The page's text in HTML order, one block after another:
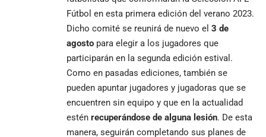
Fútbol en esta primera edición del verano 2023.
Dicho comité se reunirá de nuevo el 3 de
agosto para elegir a los jugadores que
participarán en la segunda edición estival.
Como en pasadas ediciones, también se
pueden apuntar jugadores y jugadoras que se
encuentren sin equipo y que en la actualidad
estén recuperándose de alguna lesión. De esta
manera, seguirán completando sus planes de